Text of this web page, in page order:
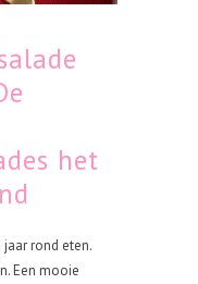
het
rond eten.
Een mooie